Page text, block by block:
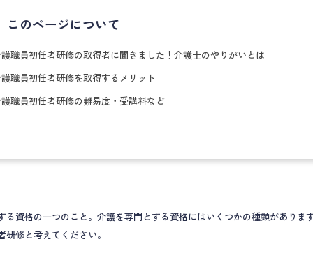
このページについて
職員初任者研修の取得者に聞きました！介護士のやりがいとは
職員初任者研修を取得するメリット
職員初任者研修の難易度・受講料など
資格の一つのこと。介護を専門とする資格にはいくつかの種類がありま
修と考えてください。